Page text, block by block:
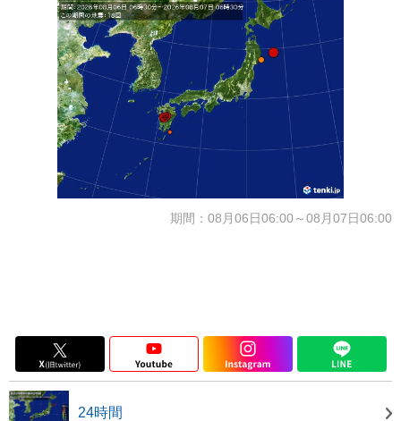
期間：08月06日06:00～08月07日06:00
24時間